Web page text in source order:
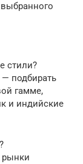
стили?
— подбирать
гамме,
и индийские
рынки